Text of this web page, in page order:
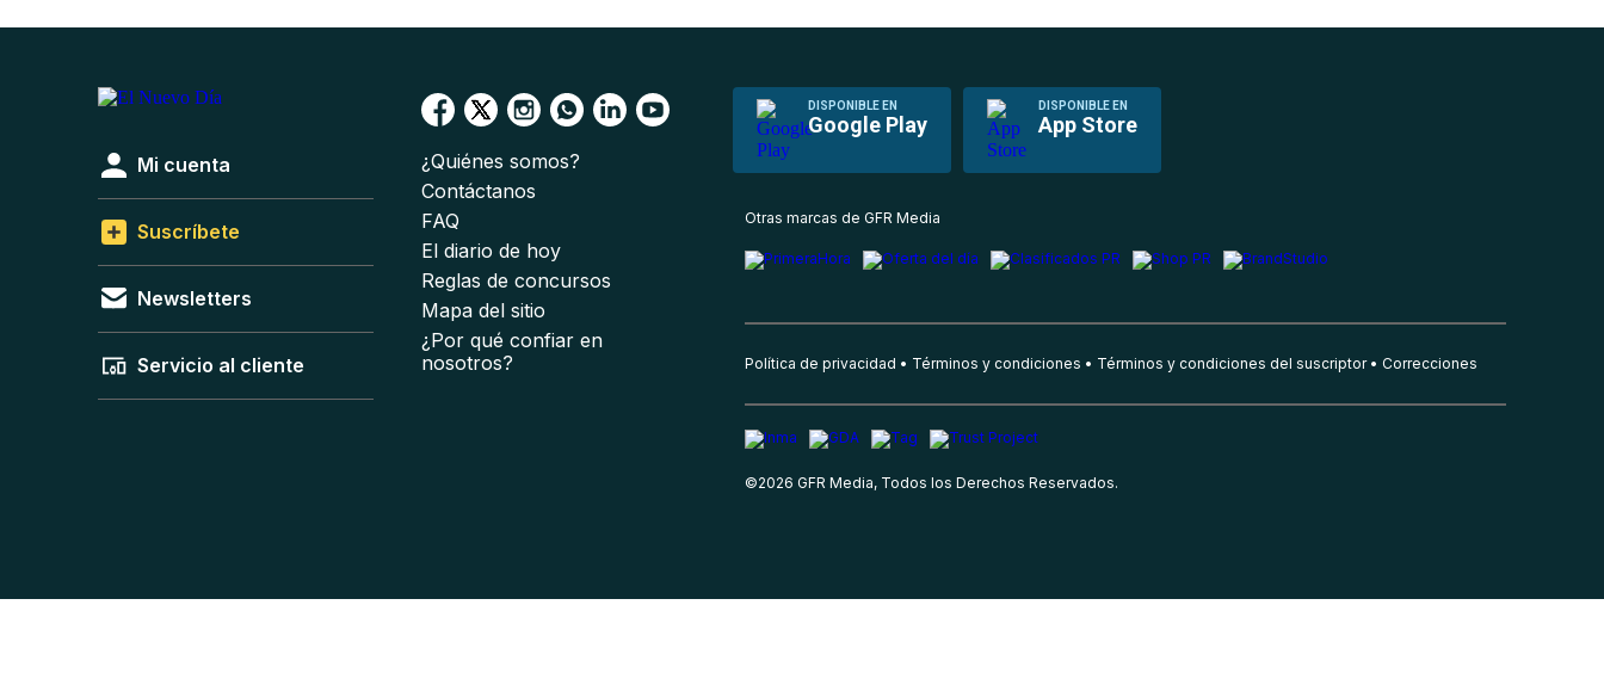
DISPONIBLE EN
Google Play
DISPONIBLE EN
App Store
Mi cuenta
Suscríbete
Newsletters
Servicio al cliente
¿Quiénes somos?
Contáctanos
FAQ
El diario de hoy
Reglas de concursos
Mapa del sitio
¿Por qué confiar en
nosotros?
Otras marcas de GFR Media
Política de privacidad Términos y condiciones Términos y condiciones del suscriptor Correcciones
©2026 GFR Media, Todos los Derechos Reservados.